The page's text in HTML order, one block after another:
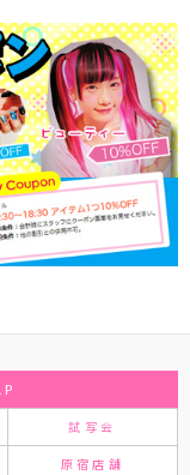
試写会
原宿店舗